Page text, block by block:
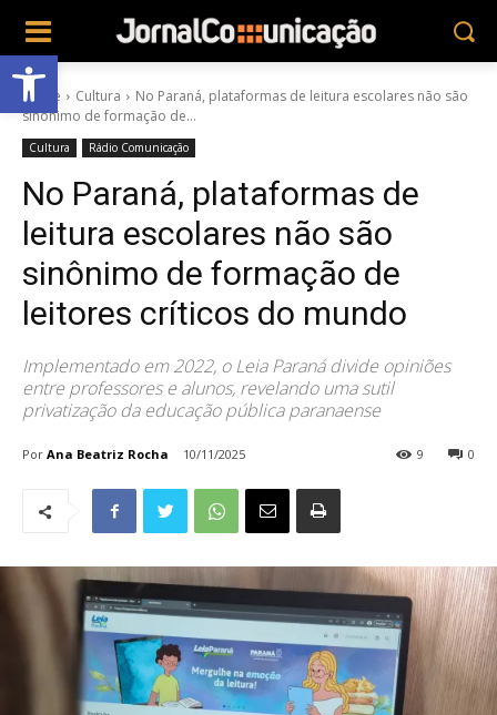
Abrir a barra de ferramentas
Home Cultura
No Paraná, plataformas de leitura escolares não são
sinônimo de formação de...
Cultura Rádio Comunicação
No Paraná, plataformas de
leitura escolares não são
sinônimo de formação de
leitores críticos do mundo
Implementado em 2022, o Leia Paraná divide opiniões
entre professores e alunos, revelando uma sutil
privatização da educação pública paranaense
Por Ana Beatriz Rocha 10/11/2025 0
9